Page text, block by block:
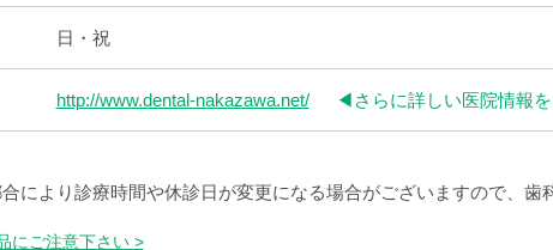
日・祝
http://www.dental-nakazawa.net/ ◀︎さらに詳しい医院情報
により診療時間や休診日が変更になる場合がございますので、歯
にご注意下さい >